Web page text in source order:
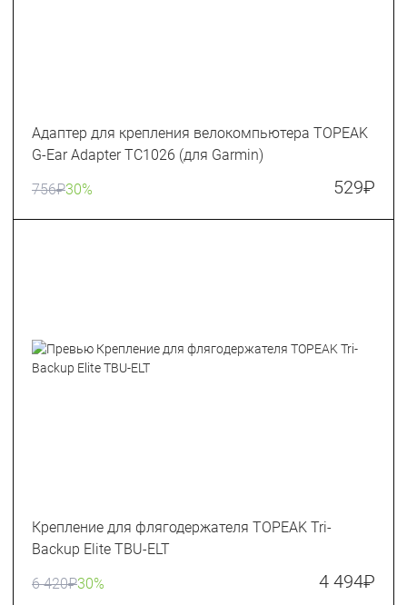
Адаптер для крепления велокомпьютера TOPEAK
G-Ear Adapter TC1026 (для Garmin)
756₽30% 529₽
Крепление для флягодержателя TOPEAK Tri-
Backup Elite TBU-ELT
6 420₽30% 4 494₽